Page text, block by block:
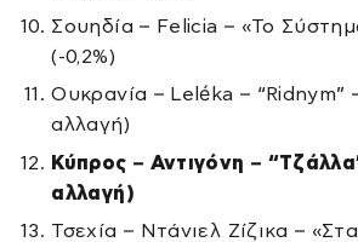
Σουηδία – Felicia – «Το
(-0,2%)
Ουκρανία – Leléka – “Ridnym”
αλλαγή)
Κύπρος – Αντιγόνη –
αλλαγή)
Τσεχία – Ντάνιελ Ζίζικα –